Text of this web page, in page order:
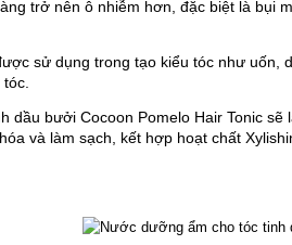
trở nên ô nhiễm hơn, đặc biệt là bụi
sử dụng trong tạo kiểu tóc như
dầu bưởi Cocoon Pomelo Hair Tonic
và làm sạch, kết hợp hoạt chất